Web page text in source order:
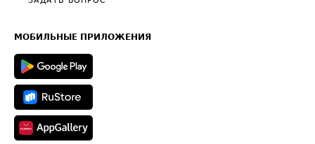
Техническая информация
МОБИЛЬНЫЕ ПРИЛОЖЕНИЯ